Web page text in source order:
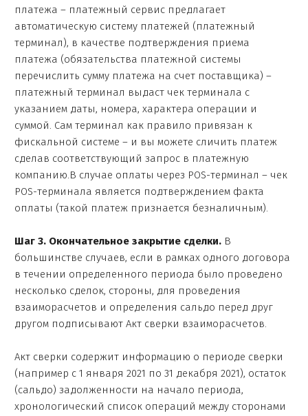
платежа – платежный сервис предлагает
автоматическую систему платежей (платежный
терминал), в качестве подтверждения приема
платежа (обязательства платежной системы
перечислить сумму платежа на счет поставщика) –
платежный терминал выдаст чек терминала с
указанием даты, номера, характера операции и
суммой. Сам терминал как правило привязан к
фискальной системе – и вы можете сличить платеж
сделав соответствующий запрос в платежную
компанию.В случае оплаты через POS-терминал – чек
POS-терминала является подтверждением факта
оплаты (такой платеж признается безналичным).
Шаг 3. Окончательное закрытие сделки. В
большинстве случаев, если в рамках одного договора
в течении определенного периода было проведено
несколько сделок, стороны, для проведения
взаиморасчетов и определения сальдо перед друг
другом подписывают Акт сверки взаиморасчетов.
Акт сверки содержит информацию о периоде сверки
(например с 1 января 2021 по 31 декабря 2021), остаток
(сальдо) задолженности на начало периода,
хронологический список операций между сторонами